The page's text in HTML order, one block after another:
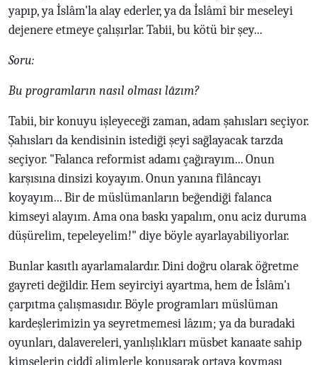
yapıp, ya İslâm'la alay ederler, ya da İslâmî bir meseleyi
dejenere etmeye çalışırlar. Tabii, bu kötü bir şey...
Soru:
Bu programların nasıl olması lâzım?
Tabii, bir konuyu işleyeceği zaman, adam şahısları seçiyor.
Şahısları da kendisinin istediği şeyi sağlayacak tarzda
seçiyor. "Falanca reformist adamı çağırayım... Onun
karşısına dinsizi koyayım. Onun yanına filâncayı
koyayım... Bir de müslümanların beğendiği falanca
kimseyi alayım. Ama ona baskı yapalım, onu aciz duruma
düşürelim, tepeleyelim!" diye böyle ayarlayabiliyorlar.
Bunlar kasıtlı ayarlamalardır. Dini doğru olarak öğretme
gayreti değildir. Hem seyirciyi ayartma, hem de İslâm'ı
çarpıtma çalışmasıdır. Böyle programları müslüman
kardeşlerimizin ya seyretmemesi lâzım; ya da buradaki
oyunları, dalavereleri, yanlışlıkları müsbet kanaate sahip
kimselerin ciddî alimlerle konuşarak ortaya koyması